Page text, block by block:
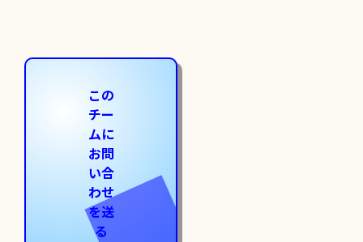
この
チー
ムに
お問
い合
わせ
を送
る